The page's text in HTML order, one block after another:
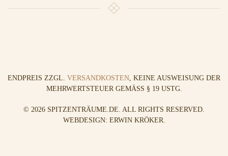
ENDPREIS ZZGL. VERSANDKOSTEN, KEINE AUSWEISUNG DER
MEHRWERTSTEUER GEMÄSS § 19 USTG.
© 2026 SPITZENTRÄUME.DE. ALL RIGHTS RESERVED.
WEBDESIGN: ERWIN KRÖKER.